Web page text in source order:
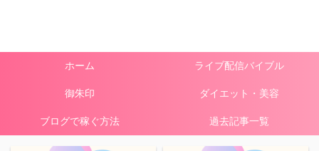
ホーム ライブ配信バイブル
御朱印 ダイエット・美容
ブログで稼ぐ方法 過去記事一覧